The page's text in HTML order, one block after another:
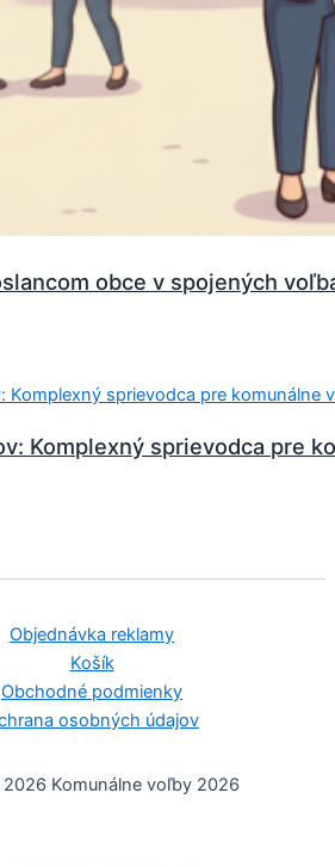
obce v spojených
Komplexný sprievodca pre
Objednávka reklamy
Košík
Obchodné podmienky
osobných údajov
Komunálne voľby 2026